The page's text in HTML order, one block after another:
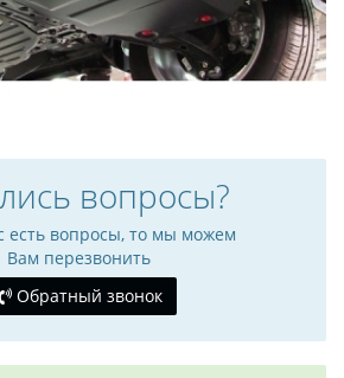
вопросы?
есть вопросы, то мы можем
Вам перезвонить
Обратный звонок